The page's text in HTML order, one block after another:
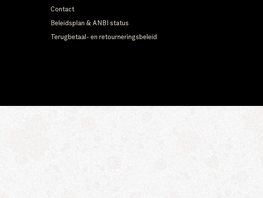
Contact
Beleidsplan & ANBI status
Terugbetaal- en retourneringsbeleid